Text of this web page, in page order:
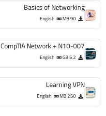
Basics of Networking
90 MB
English
CompTIA Network + N10-007
5.2 GB
English
Learning VPN
250 MB
English